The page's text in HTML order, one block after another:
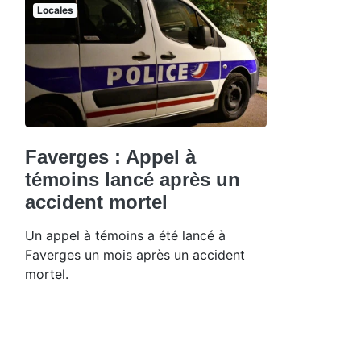
Locales
Faverges : Appel à
témoins lancé après un
accident mortel
Un appel à témoins a été lancé à
Faverges un mois après un accident
mortel.